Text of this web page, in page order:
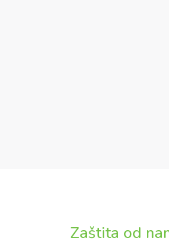
Zaštita od